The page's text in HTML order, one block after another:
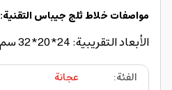
مواصفات خلاط ثلج جيباس التقنية:
الأبعاد التقريبية: 24*20*32 سم
الفئة:
عجانة